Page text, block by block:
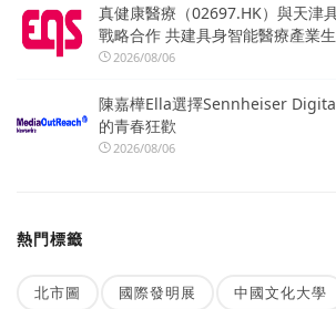
真健康醫療（02697.HK）與天津
戰略合作 共建具身智能醫療產業
2026/08/06
陳嘉樺Ella選擇Sennheiser
的青春狂歡
2026/08/06
熱門標籤
北市圖 國際發明展 中國文化大學